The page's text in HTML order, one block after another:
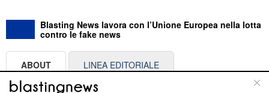
Blasting News lavora con l’Unione Europea nella lotta
contro le fake news
ABOUT LINEA EDITORIALE